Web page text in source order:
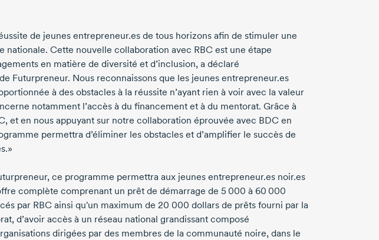
de jeunes entrepreneur.es de tous horizons afin de stimuler une
nationale. Cette nouvelle collaboration avec RBC est une étape
en matière de diversité et d’inclusion, a déclaré
Futurpreneur. Nous reconnaissons que les jeunes entrepreneur.es
à des obstacles à la réussite n’ayant rien à voir avec la valeur
notamment l’accès à du financement et à du mentorat. Grâce à
et en nous appuyant sur notre collaboration éprouvée avec BDC en
permettra d’éliminer les obstacles et d’amplifier le succès de
ce programme permettra aux jeunes entrepreneur.es noir.es
complète comprenant un prêt de démarrage de 5 000 à 60 000
par RBC ainsi qu'un maximum de 20 000 dollars de prêts fourni par la
d’avoir accès à un réseau national grandissant composé
dirigées par des membres de la communauté noire, dans le